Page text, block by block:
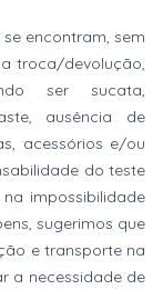
encontram, sem
troca/devolução,
ser sucata,
ausência de
acessórios e/ou
do teste
impossibilidade
sugerimos que
e transporte na
a necessidade de